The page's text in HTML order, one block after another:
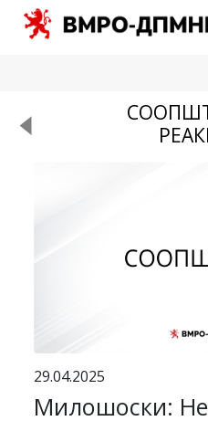
29.04.2025
Милошоски: